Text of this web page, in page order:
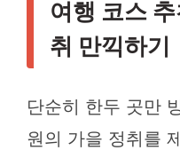
여행 코스
취 만끽하기
단순히 한두 곳만
원의 가을 정취를